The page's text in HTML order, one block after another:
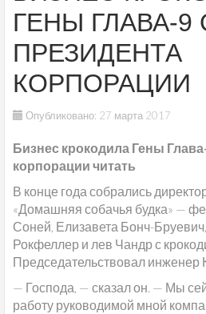
ГЕНЫ ГЛАВА-9
ПРЕЗИДЕНТА
КОРПОРАЦИИ
Опубликовано: 27 марта 2017
Бизнес крокодила Гены
корпорации читать
В конце года собрались
«Домашняя собачья будка» —
Соней, Елизавета Бонч-
Рокфеллер и лев Чандр с
Председательствовал инженер
— Господа, — сказал он. — Мы
работу руководимой мной